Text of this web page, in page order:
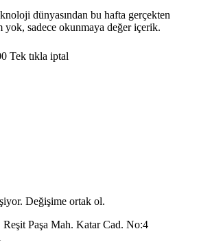
dünyasından bu hafta gerçekten
yok, sadece okunmaya değer içerik.
Tek tıkla iptal
Değişime ortak ol.
Paşa Mah. Katar Cad. No:4